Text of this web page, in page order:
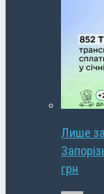
Лише
грн